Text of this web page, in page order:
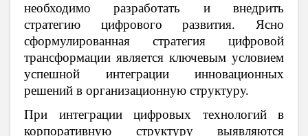
необходимо разработать и внедрить
стратегию цифрового развития. Ясно
сформулированная стратегия цифровой
трансформации является ключевым условием
успешной интеграции инновационных
решений в организационную структуру.
При интеграции цифровых технологий в
корпоративную структуру выявляются